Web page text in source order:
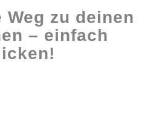
Weg zu deinen
– einfach